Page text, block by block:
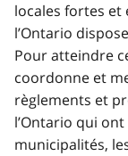
locales fortes et
l’Ontario
Pour atteindre
coordonne et
règlements et
l’Ontario qui
municipalités,